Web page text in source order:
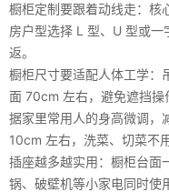
橱柜定制要跟着动线走：核
房户型选择 L 型、U 型或
返。
橱柜尺寸要适配人体工学
面 70cm 左右，避免遮挡
据家里常用人的身高微调，
10cm 左右，洗菜、切菜不
插座越多越实用：橱柜台面
锅、破壁机等小家电同时使